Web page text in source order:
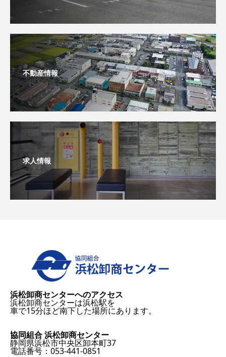
不動産情報
求人情報
浜松卸商センターへのアクセス
浜松卸商センターは浜松駅を
車で15分ほど南下した場所にあります。
協同組合 浜松卸商センター
静岡県浜松市中央区卸本町37
電話番号：053-441-0851